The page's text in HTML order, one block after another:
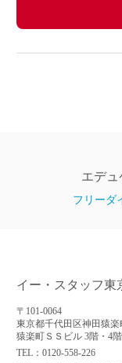
エデュ
フリーダ
イー・スタッフ東
〒101-0064
東京都千代田区神田猿楽
猿楽町ＳＳビル 3階・4階
TEL：0120-558-226